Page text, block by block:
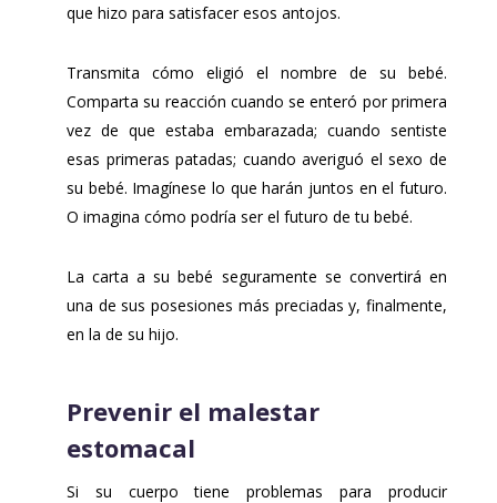
que hizo para satisfacer esos antojos.
Transmita cómo eligió el nombre de su bebé.
Comparta su reacción cuando se enteró por primera
vez de que estaba embarazada; cuando sentiste
esas primeras patadas; cuando averiguó el sexo de
su bebé. Imagínese lo que harán juntos en el futuro.
O imagina cómo podría ser el futuro de tu bebé.
La carta a su bebé seguramente se convertirá en
una de sus posesiones más preciadas y, finalmente,
en la de su hijo.
Prevenir el malestar
estomacal
Si su cuerpo tiene problemas para producir